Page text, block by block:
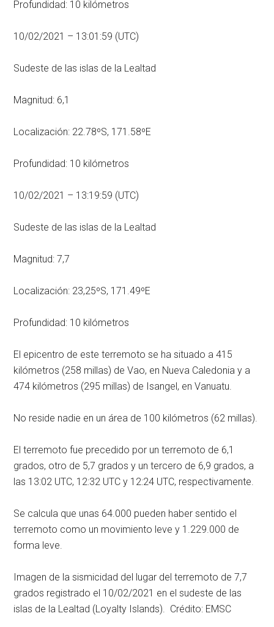
Profundidad: 10 kilómetros
10/02/2021 – 13:01:59 (UTC)
Sudeste de las islas de la Lealtad
Magnitud: 6,1
Localización: 22.78ºS, 171.58ºE
Profundidad: 10 kilómetros
10/02/2021 – 13:19:59 (UTC)
Sudeste de las islas de la Lealtad
Magnitud: 7,7
Localización: 23,25ºS, 171.49ºE
Profundidad: 10 kilómetros
El epicentro de este terremoto se ha situado a 415
kilómetros (258 millas) de Vao, en Nueva Caledonia y a
474 kilómetros (295 millas) de Isangel, en Vanuatu.
No reside nadie en un área de 100 kilómetros (62 millas).
El terremoto fue precedido por un terremoto de 6,1
grados, otro de 5,7 grados y un tercero de 6,9 grados, a
las 13:02 UTC, 12:32 UTC y 12:24 UTC, respectivamente.
Se calcula que unas 64.000 pueden haber sentido el
terremoto como un movimiento leve y 1.229.000 de
forma leve.
Imagen de la sismicidad del lugar del terremoto de 7,7
grados registrado el 10/02/2021 en el sudeste de las
islas de la Lealtad (Loyalty Islands). Crédito: EMSC